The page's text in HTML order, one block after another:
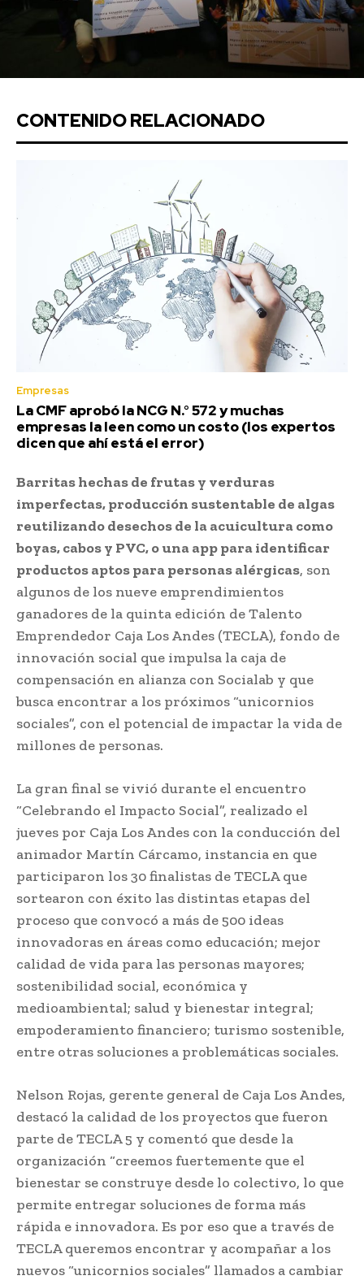
CONTENIDO RELACIONADO
Empresas
La CMF aprobó la NCG N.° 572 y muchas
empresas la leen como un costo (los expertos
dicen que ahí está el error)
Barritas hechas de frutas y verduras
imperfectas, producción sustentable de algas
reutilizando desechos de la acuicultura como
boyas, cabos y PVC, o una app para identificar
productos aptos para personas alérgicas, son
algunos de los nueve emprendimientos
ganadores de la quinta edición de Talento
Emprendedor Caja Los Andes (TECLA), fondo de
innovación social que impulsa la caja de
compensación en alianza con Socialab y que
busca encontrar a los próximos “unicornios
sociales”, con el potencial de impactar la vida de
millones de personas.
La gran final se vivió durante el encuentro
“Celebrando el Impacto Social”, realizado el
jueves por Caja Los Andes con la conducción del
animador Martín Cárcamo, instancia en que
participaron los 30 finalistas de TECLA que
sortearon con éxito las distintas etapas del
proceso que convocó a más de 500 ideas
innovadoras en áreas como educación; mejor
calidad de vida para las personas mayores;
sostenibilidad social, económica y
medioambiental; salud y bienestar integral;
empoderamiento financiero; turismo sostenible,
entre otras soluciones a problemáticas sociales.
Nelson Rojas, gerente general de Caja Los Andes,
destacó la calidad de los proyectos que fueron
parte de TECLA 5 y comentó que desde la
organización “creemos fuertemente que el
bienestar se construye desde lo colectivo, lo que
permite entregar soluciones de forma más
rápida e innovadora. Es por eso que a través de
TECLA queremos encontrar y acompañar a los
nuevos “unicornios sociales” llamados a cambiar